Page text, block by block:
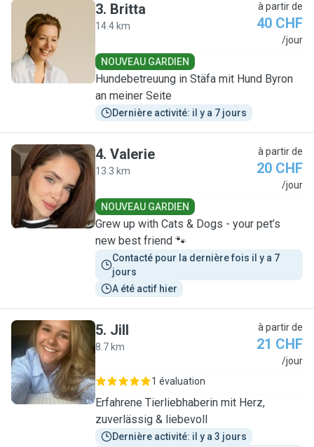
B
3. Britta
14.4 km
à partir de
40 CHF
/jour
NOUVEAU GARDIEN
Hundebetreuung in Stäfa mit Hund Byron
an meiner Seite
Dernière activité: il y a 7 jours
V
4. Valerie
13.3 km
à partir de
20 CHF
/jour
NOUVEAU GARDIEN
Grew up with Cats & Dogs - your pet’s
new best friend 🐾
Contacté pour la dernière fois il y a 7
jours
A été actif hier
J
5. Jill
8.7 km
à partir de
21 CHF
/jour
1 évaluation
Erfahrene Tierliebhaberin mit Herz,
zuverlässig & liebevoll
Dernière activité: il y a 3 jours